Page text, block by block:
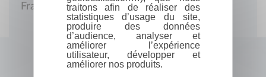
France
traitons afin de réaliser des
statistiques d’usage du site,
produire des données
d’audience, analyser et
améliorer l’expérience
utilisateur, développer et
améliorer nos produits.